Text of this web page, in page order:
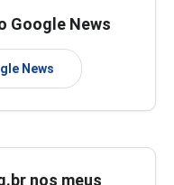
Google News
News
nos meus